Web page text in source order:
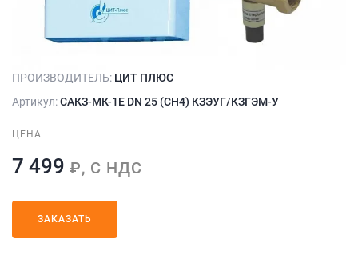
ПРОИЗВОДИТЕЛЬ: ЦИТ ПЛЮС
Артикул:САКЗ-МК-1Е DN 25 (СН4) КЗЭУГ/КЗГЭМ-У
ЦЕНА
7 499 ₽, С НДС
ЗАКАЗАТЬ